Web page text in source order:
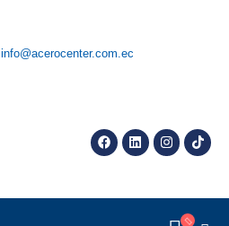
info@acerocenter.com.ec